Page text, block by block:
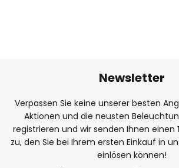
Newsletter
Verpassen Sie keine unserer besten
Aktionen und die neusten
registrieren und wir senden Ihnen einen
zu, den Sie bei Ihrem ersten Einkauf in
einlösen können!